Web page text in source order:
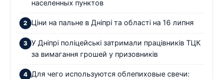
населенных пунктов
Ціни на пальне в Дніпрі та області на 16 липня
У Дніпрі поліцейські затримали працівників ТЦК
за вимагання грошей у призовників
Для чего используются облепиховые свечи: